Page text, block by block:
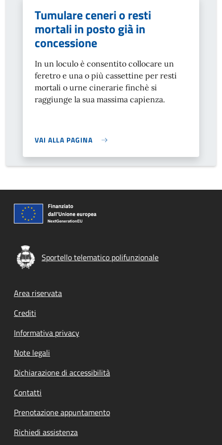
Tumulare ceneri o resti
mortali in posto già in
concessione
In un loculo è consentito collocare un
feretro e una o più cassettine per resti
mortali o urne cinerarie finchè si
raggiunge la sua massima capienza.
VAI ALLA PAGINA
Sportello telematico polifunzionale
Footer menu
Area riservata
Crediti
Informativa privacy
Note legali
Dichiarazione di accessibilità
Contatti
Prenotazione appuntamento
Richiedi assistenza